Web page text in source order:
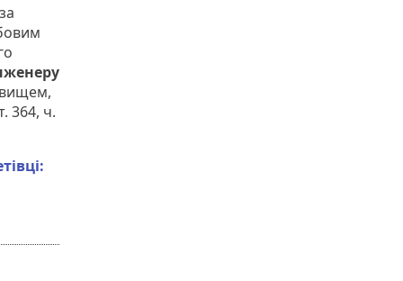
за
364, ч.